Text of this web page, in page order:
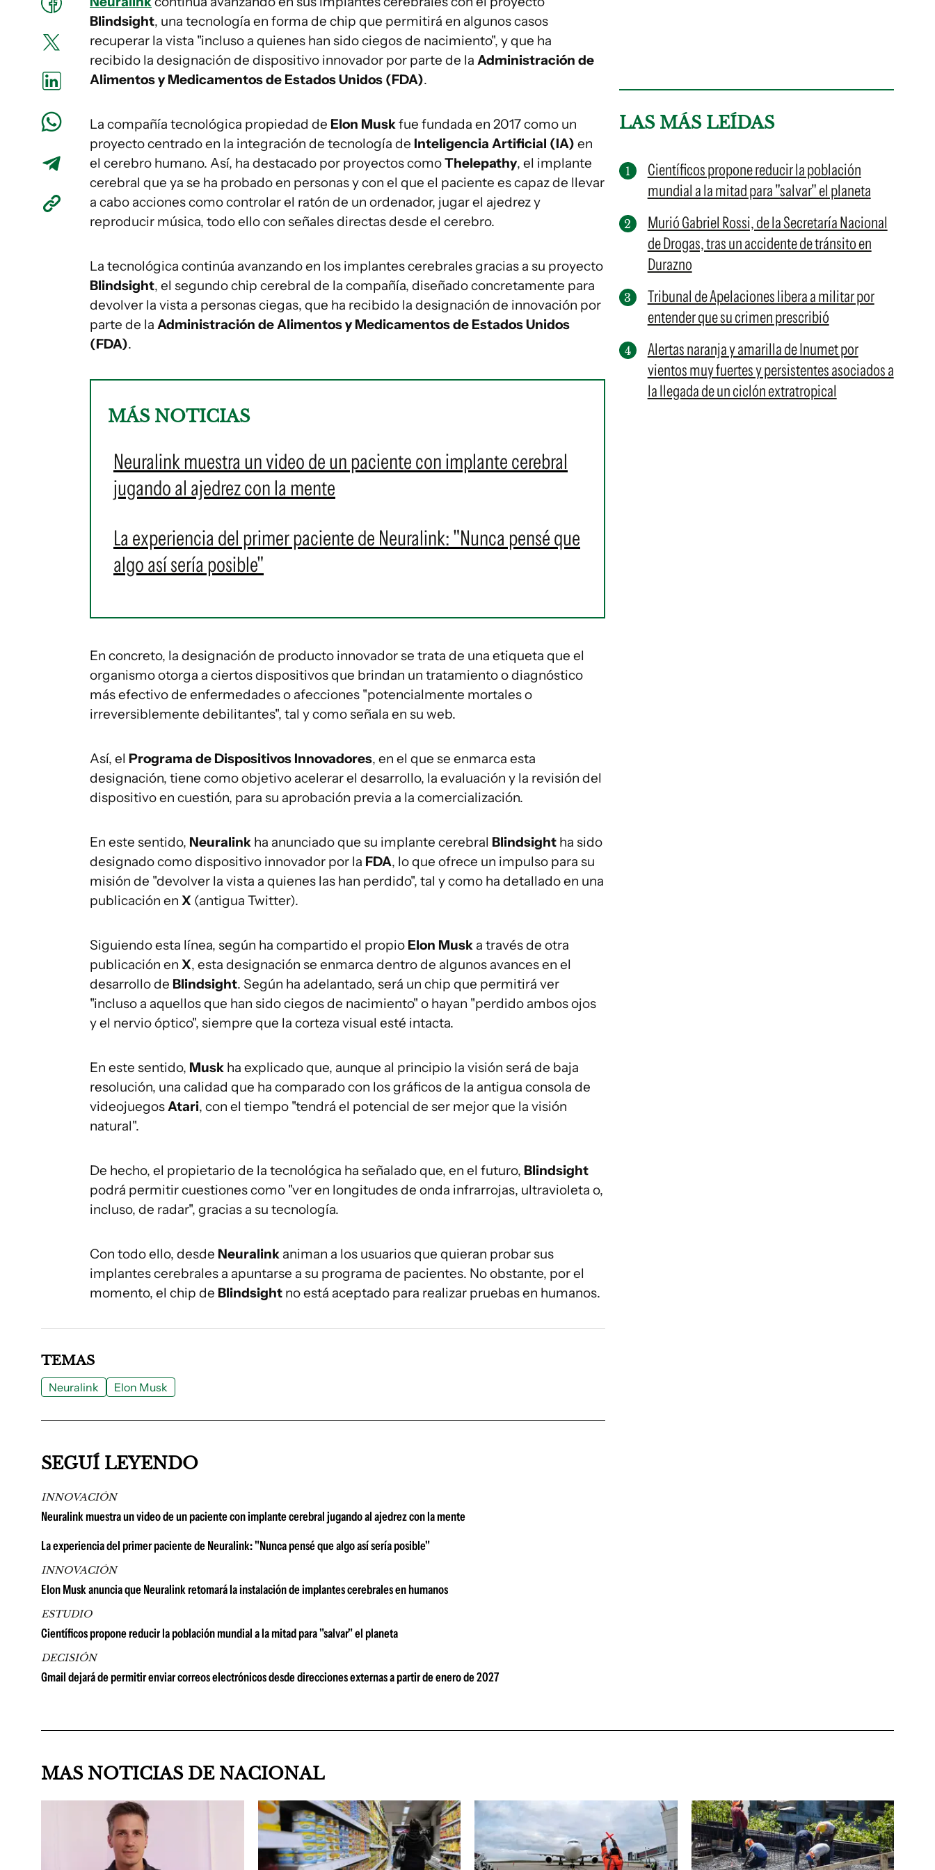
Blindsight, una tecnología en forma de chip que permitirá en algunos casos
recuperar la vista "incluso a quienes han sido ciegos de nacimiento", y que ha
recibido la designación de dispositivo innovador por parte de la Administración de
Alimentos y Medicamentos de Estados Unidos (FDA).
La compañía tecnológica propiedad de Elon Muskfue fundada en 2017 como un
proyecto centrado en la integración de tecnología de Inteligencia Artificial (IA) en
el cerebro humano. Así, ha destacado por proyectos comoThelepathy, el implante
cerebral que ya se ha probado en personas y con el que el paciente es capaz de llevar
a cabo acciones como controlar el ratón de un ordenador, jugar el ajedrez y
reproducir música, todo ello con señales directas desde el cerebro.
La tecnológica continúa avanzando en los implantes cerebrales gracias a su proyecto
Blindsight, el segundo chip cerebral de la compañía, diseñado concretamente para
devolver la vista a personas ciegas, que ha recibido la designación de innovación por
parte de la Administración de Alimentos y Medicamentos de Estados Unidos
(FDA).
MÁS NOTICIAS
Neuralink muestra un video de un paciente con implante cerebral
jugando al ajedrez con la mente
La experiencia del primer paciente de Neuralink: "Nunca pensé que
algo así sería posible"
En concreto, la designación de producto innovador se trata de una etiqueta que el
organismo otorga a ciertos dispositivos que brindan un tratamiento o diagnóstico
más efectivo de enfermedades o afecciones "potencialmente mortales o
irreversiblemente debilitantes", tal y como señala en su web.
Así, el Programa de Dispositivos Innovadores, en el que se enmarca esta
designación, tiene como objetivo acelerar el desarrollo, la evaluación y la revisión del
dispositivo en cuestión, para su aprobación previa a la comercialización.
En este sentido, Neuralink ha anunciado que su implante cerebral Blindsight ha sido
designado como dispositivo innovador por la FDA, lo que ofrece un impulso para su
misión de "devolver la vista a quienes las han perdido", tal y como ha detallado en una
publicación en X (antigua Twitter).
Siguiendo esta línea, según ha compartido el propio Elon Musk a través de otra
publicación en X, esta designación se enmarca dentro de algunos avances en el
desarrollo de Blindsight. Según ha adelantado, será un chip que permitirá ver
"incluso a aquellos que han sido ciegos de nacimiento" o hayan "perdido ambos ojos
y el nervio óptico", siempre que la corteza visual esté intacta.
En este sentido, Musk ha explicado que, aunque al principio la visión será de baja
resolución, una calidad que ha comparado con los gráficos de la antigua consola de
videojuegosAtari, con el tiempo "tendrá el potencial de ser mejor que la visión
natural".
De hecho, el propietario de la tecnológica ha señalado que, en el futuro, Blindsight
podrá permitir cuestiones como "ver en longitudes de onda infrarrojas, ultravioleta o,
incluso, de radar", gracias a su tecnología.
Con todo ello, desde Neuralink animan a los usuarios que quieran probar sus
implantes cerebrales a apuntarse a su programa de pacientes. No obstante, por el
momento, el chip de Blindsight no está aceptado para realizar pruebas en humanos.
LAS MÁS LEÍDAS
Científicos propone reducir la población
mundial a la mitad para "salvar" el planeta
Murió Gabriel Rossi, de la Secretaría Nacional
de Drogas, tras un accidente de tránsito en
Durazno
Tribunal de Apelaciones libera a militar por
entender que su crimen prescribió
Alertas naranja y amarilla de Inumet por
vientos muy fuertes y persistentes asociados a
la llegada de un ciclón extratropical
TEMAS
Neuralink Elon Musk
SEGUÍ LEYENDO
INNOVACIÓN
Neuralink muestra un video de un paciente con implante cerebral jugando al ajedrez con la mente
La experiencia del primer paciente de Neuralink: "Nunca pensé que algo así sería posible"
INNOVACIÓN
Elon Musk anuncia que Neuralink retomará la instalación de implantes cerebrales en humanos
ESTUDIO
Científicos propone reducir la población mundial a la mitad para "salvar" el planeta
DECISIÓN
Gmail dejará de permitir enviar correos electrónicos desde direcciones externas a partir de enero de 2027
MAS NOTICIAS DE NACIONAL